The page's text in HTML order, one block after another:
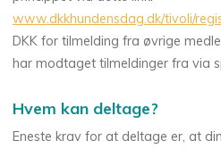
www.dkkhundensdag.dk/tivoli/
DKK for tilmelding fra øvrige
har modtaget tilmeldinger fra via
Hvem kan deltage?
Eneste krav for at deltage er, at